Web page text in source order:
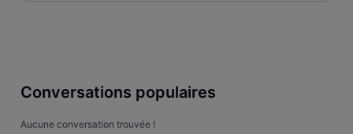
Conversations populaires
Aucune conversation trouvée !